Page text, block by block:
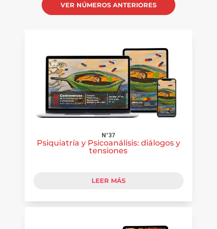
VER NÚMEROS ANTERIORES
N°37
Psiquiatría y Psicoanálisis: diálogos y
tensiones
LEER MÁS